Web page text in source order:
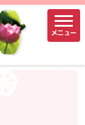
メニュー